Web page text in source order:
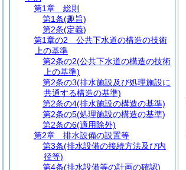
第1章
総則
第1条(趣旨)
第2条(定義)
第1章の2
公共下水道の構造の技術
上の基準
第2条の2(公共下水道の構造の技術
上の基準)
第2条の3(排水施設及び処理施設に
共通する構造の基準)
第2条の4(排水施設の構造の基準)
第2条の5(処理施設の構造の基準)
第2条の6(適用除外)
第2章
排水設備の設置等
第3条(排水設備の接続方法及び内
径等)
第4条(排水設備等の計画の確認)